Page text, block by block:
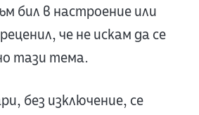
бил в настроение или
че не искам да се
тази тема.
без изключение, се